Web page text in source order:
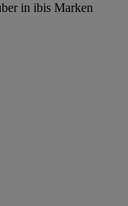
in ibis Marken